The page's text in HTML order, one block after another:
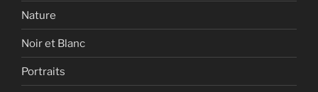
Nature
Noir et Blanc
Portraits